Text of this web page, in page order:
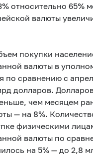
относительно 65%
валюты
покупки
валюты в
по сравнению с
долларов.
чем месяцем
— на 8%.
физическими
валюты по
на 5% — до 2,8